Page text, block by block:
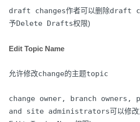
draft changes作者可以删除draft
予Delete Drafts权限)
Edit Topic Name
允许修改change的主题topic
change owner, branch owners,
and site administrators可以修